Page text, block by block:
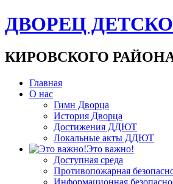
ДВОРЕЦ
КИРОВСКОГО
Главная
О нас
Гимн Дворца
История Дворца
Достижения ДДЮТ
Локальные акты ДДЮТ
Это важно!
Доступная среда
Противопожарная
Информационная